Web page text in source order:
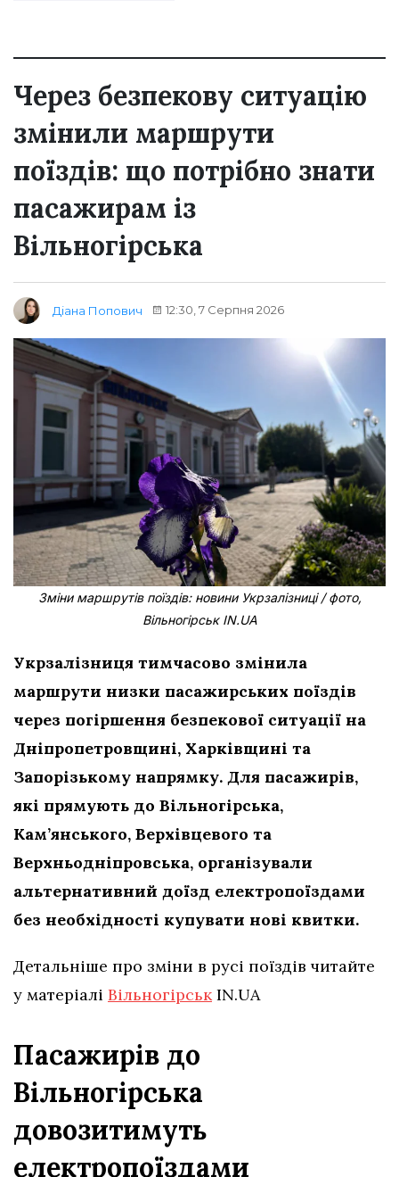
Через безпекову ситуацію
змінили маршрути
поїздів: що потрібно знати
пасажирам із
Вільногірська
Діана Попович 12:30, 7 Серпня 2026
Зміни маршрутів поїздів: новини Укрзалізниці / фото,
Вільногірськ IN.UA
Укрзалізниця тимчасово змінила
маршрути низки пасажирських поїздів
через погіршення безпекової ситуації на
Дніпропетровщині, Харківщині та
Запорізькому напрямку. Для пасажирів,
які прямують до Вільногірська,
Кам’янського, Верхівцевого та
Верхньодніпровська, організували
альтернативний доїзд електропоїздами
без необхідності купувати нові квитки.
Детальніше про зміни в русі поїздів читайте
у матеріалі ВільногірськIN.UA
Пасажирів до
Вільногірська
довозитимуть
електропоїздами